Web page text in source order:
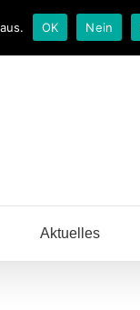
Aktuelles
OK Nein